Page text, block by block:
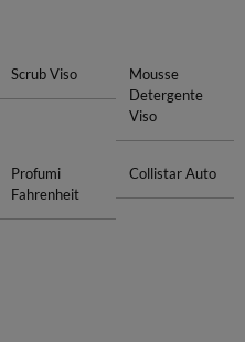
Scrub Viso
Mousse
Detergente
Viso
Profumi
Fahrenheit
Collistar Auto